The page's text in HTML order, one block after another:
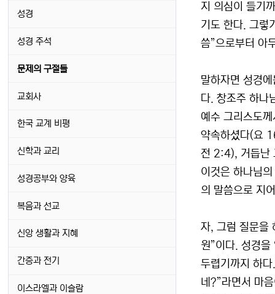
지 의심이 들기
기도 한다. 그렇
씀”으로부터 아
말하자면 성경
다. 창조주 하나
예수 그리스도
약속하셨다(요
전 2:4), 거듭난
이것은 하나님
의 말씀으로 지
자, 그럼 질문을
원”이다. 성경
두렵기까지 하
네?”라면서 마
성경
성경 주석
문제의 구절들
교회사
한국 교계 비평
신학과 교리
성경공부와 양육
복음과 선교
신앙 생활과 지혜
간증과 전기
이스라엘과 이슬람